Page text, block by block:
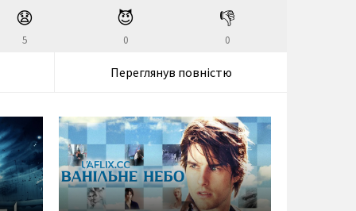
😧
5
😈
0
👎
0
Переглянув повністю